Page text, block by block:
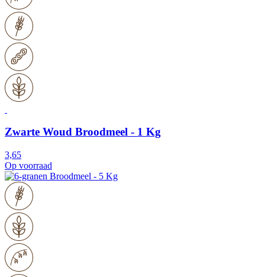
Zwarte Woud Broodmeel - 1 Kg
3,65
Op voorraad